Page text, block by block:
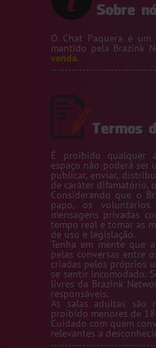
O Chat Paquera é
mantido pela Brazink
venda.
É proibido qualquer
espaço não poderá ser
publicar, enviar,
de caráter difamatório,
Considerando que o
papo, os voluntários
mensagens privadas
tempo real e tomar as
de uso e legislação.
Tenha em mente que
pelas conversas entre
criadas pelos próprios
se sentir incomodado.
livres da Brazink
responsáveis.
As salas adultas são
proibido menores de
Cuidado com quem
relevantes a